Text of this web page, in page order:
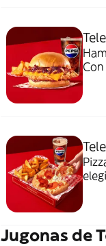
Jugonas de